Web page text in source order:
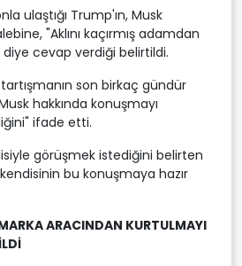
ulaştığı Trump'ın, Musk
"Aklını kaçırmış adamdan
diye cevap verdiği belirtildi.
son birkaç gündür
hakkında konuşmayı
ifade etti.
görüşmek istediğini belirten
bu konuşmaya hazır
ARACINDAN KURTULMAYI